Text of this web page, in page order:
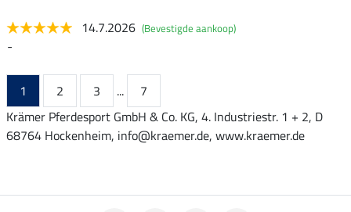
14.7.2026 (Bevestigde aankoop)
-
1 2 3 ...
7
Krämer Pferdesport GmbH & Co. KG, 4. Industriestr. 1 + 2, D
68764 Hockenheim, info@kraemer.de, www.kraemer.de